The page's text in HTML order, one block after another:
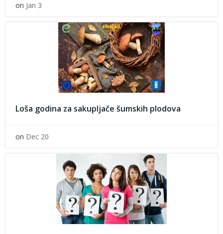
on Jan 3
Loša godina za sakupljače šumskih plodova
on Dec 20